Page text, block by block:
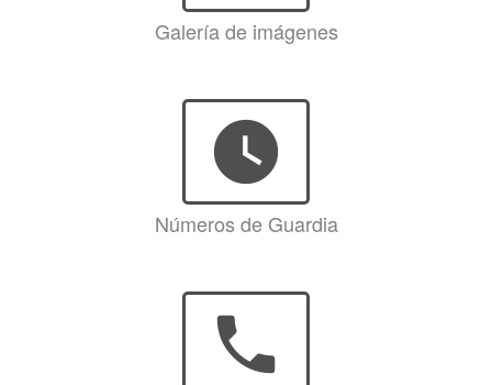
Galería de imágenes
watch_later
Números de Guardia
phone